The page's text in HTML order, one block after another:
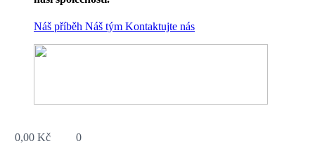
Náš příběh Náš tým Kontaktujte nás
0,00 Kč 0